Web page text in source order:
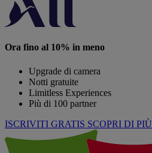
Ora fino al 10% in meno
Upgrade di camera
Notti gratuite
Limitless Experiences
Più di 100 partner
ISCRIVITI GRATIS SCOPRI DI PIÙ